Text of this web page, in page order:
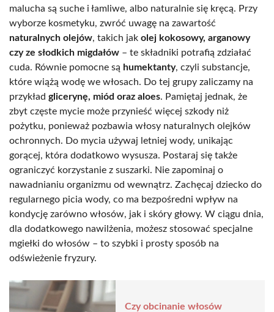
malucha są suche i łamliwe, albo naturalnie się kręcą. Przy
wyborze kosmetyku, zwróć uwagę na zawartość
naturalnych olejów, takich jak olej kokosowy, arganowy
czy ze słodkich migdałów – te składniki potrafią zdziałać
cuda. Równie pomocne są humektanty, czyli substancje,
które wiążą wodę we włosach. Do tej grupy zaliczamy na
przykład glicerynę, miód oraz aloes. Pamiętaj jednak, że
zbyt częste mycie może przynieść więcej szkody niż
pożytku, ponieważ pozbawia włosy naturalnych olejków
ochronnych. Do mycia używaj letniej wody, unikając
gorącej, która dodatkowo wysusza. Postaraj się także
ograniczyć korzystanie z suszarki. Nie zapominaj o
nawadnianiu organizmu od wewnątrz. Zachęcaj dziecko do
regularnego picia wody, co ma bezpośredni wpływ na
kondycję zarówno włosów, jak i skóry głowy. W ciągu dnia,
dla dodatkowego nawilżenia, możesz stosować specjalne
mgiełki do włosów – to szybki i prosty sposób na
odświeżenie fryzury.
Czy obcinanie włosów